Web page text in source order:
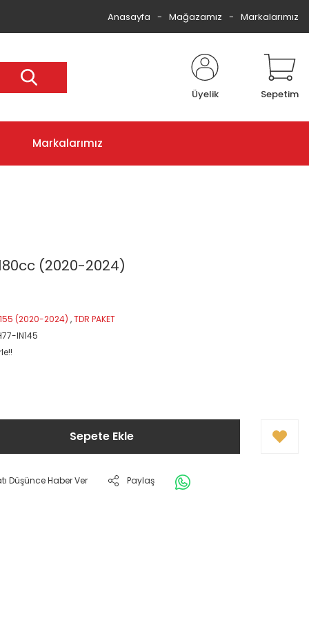
Anasayfa Mağazamız Markalarımız
Üyelik Sepetim
Markalarımız
(2020-2024)
(2020-2024) ,TDR PAKET
IN145
Sepete Ekle
Düşünce Haber Ver Paylaş